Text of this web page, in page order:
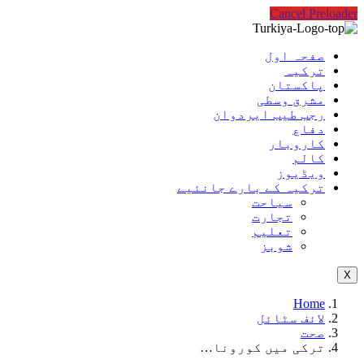
Cancel Preloader
صفحہ اول
ترکیہ
پاکستان
مشرق وسطی
رجب طیب ایردوان
دفاع
کاروبار
کالم
ویڈیوز
ترکیہ کے بارے جانئیے
سیاحت
تجارت
تعلیم
شوبز
X
Home
لائف سٹائل
صحت
ترکی میں کورونا…